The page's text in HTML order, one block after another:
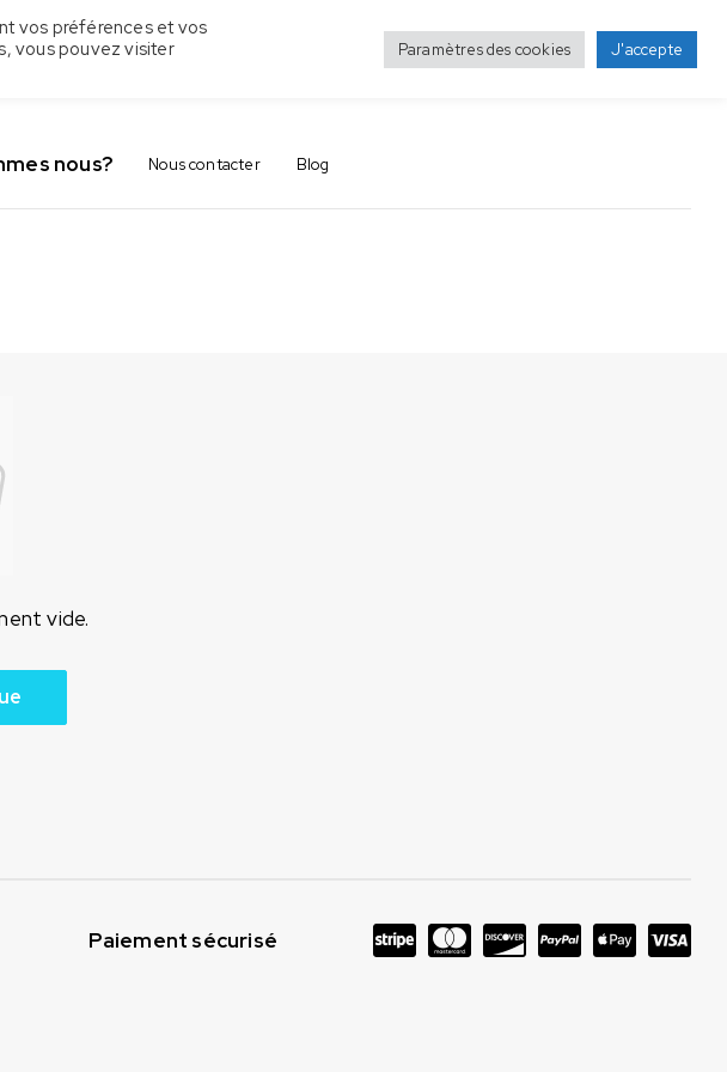
nous? Nous contacter Blog
vide.
Paiement sécurisé
vos préférences et vos
vous pouvez visiter
Paramètres des cookies J'accepte